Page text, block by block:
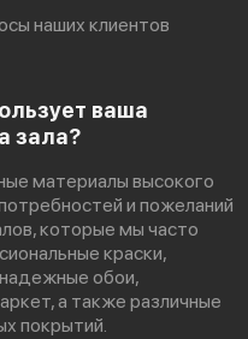
наших клиентов
ваша
зала?
материалы высокого
и пожеланий
которые мы часто
краски,
обои,
а также различные
покрытий.